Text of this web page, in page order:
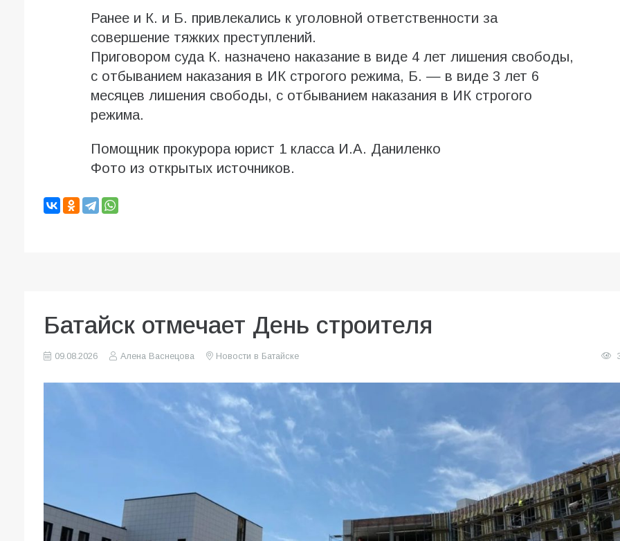
Ранее и К. и Б. привлекались к уголовной ответственности за
совершение тяжких преступлений.
Приговором суда К. назначено наказание в виде 4 лет лишения свободы,
с отбыванием наказания в ИК строгого режима, Б. — в виде 3 лет 6
месяцев лишения свободы, с отбыванием наказания в ИК строгого
режима.
Помощник прокурора юрист 1 класса​ И.А. Даниленко
Фото из открытых источников.
Батайск отмечает День строителя
09.08.2026 Алена Васнецова Новости в Батайске